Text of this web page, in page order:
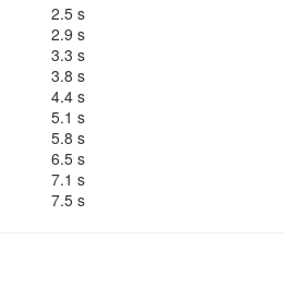
2.5 s
2.9 s
3.3 s
3.8 s
4.4 s
5.1 s
5.8 s
6.5 s
7.1 s
7.5 s